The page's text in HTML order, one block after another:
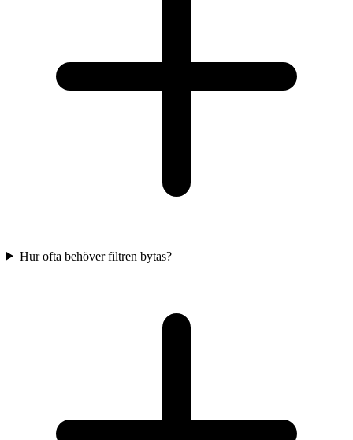
Hur ofta behöver filtren bytas?